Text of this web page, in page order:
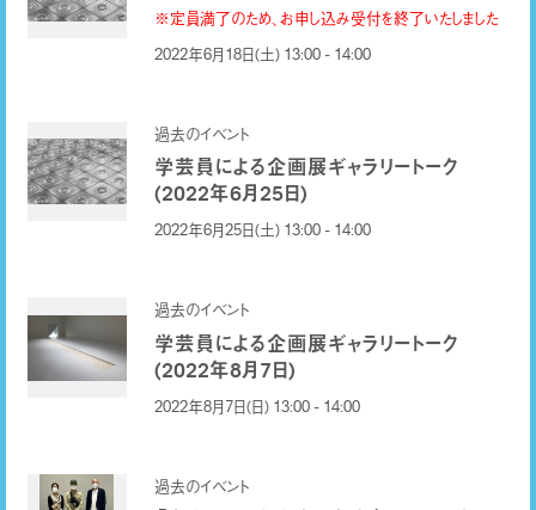
※定員満了のため、お申し込み受付を終了いたしました
2022年6月18日(土) 13:00 - 14:00
過去のイベント
学芸員による企画展ギャラリートーク
(2022年6月25日)
2022年6月25日(土) 13:00 - 14:00
過去のイベント
学芸員による企画展ギャラリートーク
(2022年8月7日)
2022年8月7日(日) 13:00 - 14:00
過去のイベント